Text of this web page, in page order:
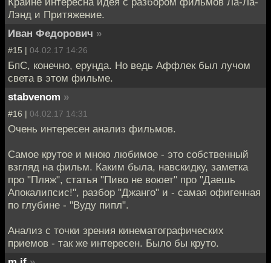
Лэнд и Притяжение.
Иван Федорович »
#15 | 04.02.17 14:26
БпС, конечно, ерунда. Но ведь Аффлек был лучом
света в этом фильме.
stabvenom »
#16 | 04.02.17 14:31
Очень интересен анализ фильмов.
Самое крутое и мною любимое - это собственный
взгляд на фильм. Каким была, навскидку, заметка
про "Пляж", статья "Пиво не воюет" про "Даешь
Апокалипсис!", разбор "Джанго" и - самая офигенная
по глубине - "Вуду пипл".
Анализ с точки зрения кинематографических
приемов - так же интересен. Было бы круто.